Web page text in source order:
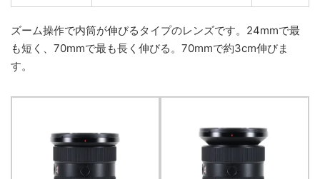
ズーム操作で内筒が伸びるタイプのレンズです。24mmで最
も短く、70mmで最も長く伸びる。70mmで約3cm伸びま
す。